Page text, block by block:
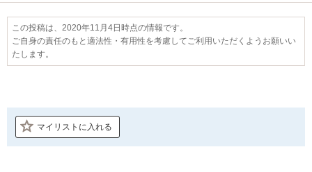
この投稿は、2020年11月4日時点の情報です。
ご自身の責任のもと適法性・有用性を考慮してご利用いただくようお願いい
たします。
マイリストに入れる